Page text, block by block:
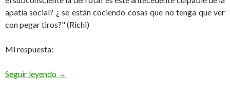
apatía social? ¿ se están cociendo cosas que no tenga que ver
con pegar tiros?" (Richi)
Mi respuesta:
Seguir leyendo Perdedores y ganadores
→